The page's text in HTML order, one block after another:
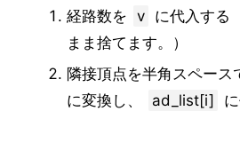
経路数を v に代入する
まま捨てます。）
隣接頂点を半角スペース
に変換し、
ad_list[i]